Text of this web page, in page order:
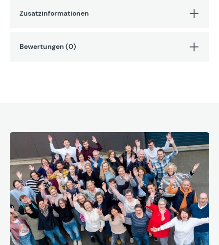
Zusatzinformationen
Bewertungen (0)